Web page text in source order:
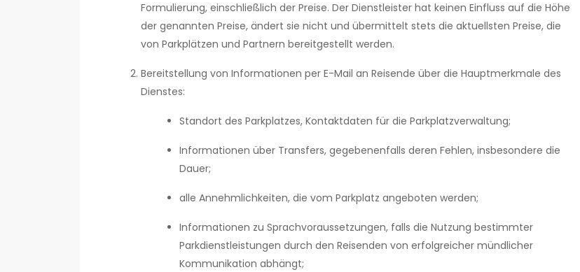
Formulierung, einschließlich der Preise. Der Dienstleister hat keinen Einfluss auf die Höhe
der genannten Preise, ändert sie nicht und übermittelt stets die aktuellsten Preise, die
von Parkplätzen und Partnern bereitgestellt werden.
Bereitstellung von Informationen per E-Mail an Reisende über die Hauptmerkmale des
Dienstes:
Standort des Parkplatzes, Kontaktdaten für die Parkplatzverwaltung;
Informationen über Transfers, gegebenenfalls deren Fehlen, insbesondere die
Dauer;
alle Annehmlichkeiten, die vom Parkplatz angeboten werden;
Informationen zu Sprachvoraussetzungen, falls die Nutzung bestimmter
Parkdienstleistungen durch den Reisenden von erfolgreicher mündlicher
Kommunikation abhängt;